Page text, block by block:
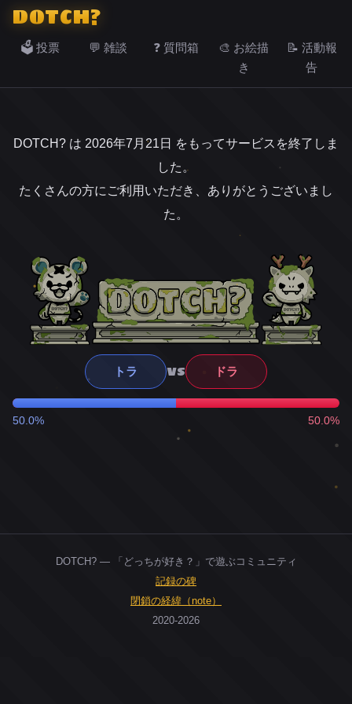
DOTCH?
🗳️ 投票 💬 雑談 ❓ 質問箱
🎨 お絵描
き
📝 活動報
告
DOTCH? は 2026年7月21日 をもってサービスを終了しま
した。
たくさんの方にご利用いただき、ありがとうございまし
た。
トラ VS ドラ
50.0% 50.0%
DOTCH? — 「どっちが好き？」で遊ぶコミュニティ
記録の碑
閉鎖の経緯（note）
2020-2026